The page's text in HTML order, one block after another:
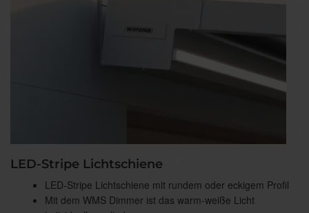
LED-Stripe Lichtschiene
LED-Stripe Lichtschiene mit rundem oder eckigem Profil
Mit dem WMS Dimmer ist das warm-weiße Licht